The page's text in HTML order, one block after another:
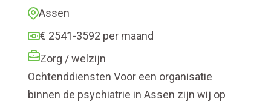
Assen
€ 2541-3592 per maand
Zorg / welzijn
Ochtenddiensten Voor een organisatie
binnen de psychiatrie in Assen zijn wij op